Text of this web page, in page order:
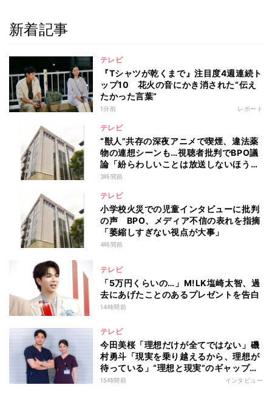
新着記事
テレビ
『Tシャツが乾くまで』注目度4週連続ト
ップ10 花火の音にかき消された“伝え
たかった言葉”
1分前 レポート
テレビ
“獣人”共存の深夜アニメで喫煙、違法薬
物の連想シーンも…視聴者批判でBPO議
論「紛らわしいことは放送しないほう
が」
3時間前
テレビ
小学校火災での児童インタビューに批判
の声 BPO、メディア不信の表れを指摘
「萎縮しすぎない視点が大事」
4時間前
テレビ
「5万円くらいの…」M!LK塩崎太智、過
去にあげたことのあるプレゼントを告白
14時間前
テレビ
今田美桜「理想だけが全てではない」磯
村勇斗「現実を乗り越えるから、理想が
待っている」“理想と現実”のギャップに
悩む人へ 第一線で活躍する俳優2人の
15時間前 インタビュー